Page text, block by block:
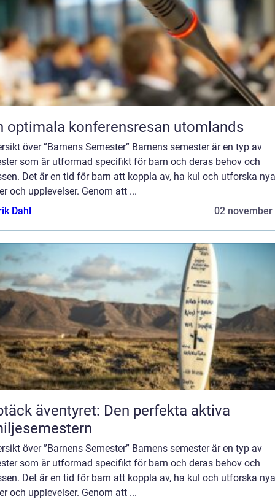
optimala konferensresan utomlands
över ”Barnens Semester” Barnens semester är en typ av
som är utformad specifikt för barn och deras behov och
Det är en tid för barn att koppla av, ha kul och utforska nya
och upplevelser. Genom att ...
Dahl
02 november
äventyret: Den perfekta aktiva
över ”Barnens Semester” Barnens semester är en typ av
som är utformad specifikt för barn och deras behov och
Det är en tid för barn att koppla av, ha kul och utforska nya
och upplevelser. Genom att ...